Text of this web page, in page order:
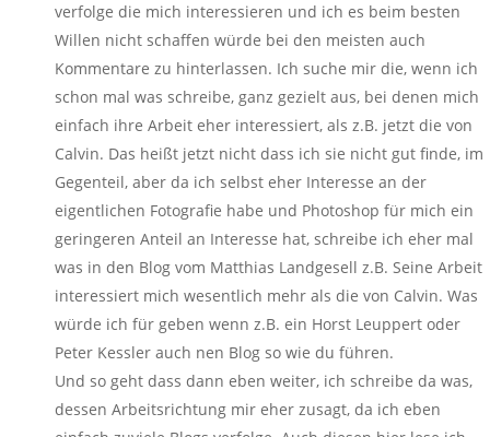
verfolge die mich interessieren und ich es beim besten
Willen nicht schaffen würde bei den meisten auch
Kommentare zu hinterlassen. Ich suche mir die, wenn ich
schon mal was schreibe, ganz gezielt aus, bei denen mich
einfach ihre Arbeit eher interessiert, als z.B. jetzt die von
Calvin. Das heißt jetzt nicht dass ich sie nicht gut finde, im
Gegenteil, aber da ich selbst eher Interesse an der
eigentlichen Fotografie habe und Photoshop für mich ein
geringeren Anteil an Interesse hat, schreibe ich eher mal
was in den Blog vom Matthias Landgesell z.B. Seine Arbeit
interessiert mich wesentlich mehr als die von Calvin. Was
würde ich für geben wenn z.B. ein Horst Leuppert oder
Peter Kessler auch nen Blog so wie du führen.
Und so geht dass dann eben weiter, ich schreibe da was,
dessen Arbeitsrichtung mir eher zusagt, da ich eben